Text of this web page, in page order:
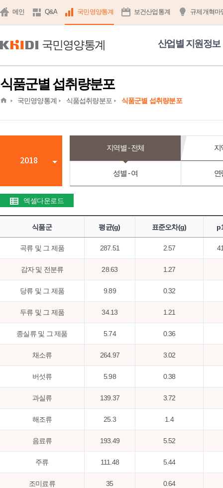
메인 Q&A 국민영양통계 보건산업통계 규제개혁마
국민영양통계 산업별 지원정보
식품군별 섭취량분포
home국민영양통계 식품섭취량분포 식품군별 섭취량분포
2018
지역별 - 전체 지
성별 - 여 연
엑셀다운로드
식품군 평균(g) 표준오차(g)
곡류 및 그 제품 287.51 2.57
감자 및 전분류 28.63 1.27
당류 및 그 제품 9.89 0.32
두류 및 그 제품 34.13 1.21
종실류 및 그 제품 5.74 0.36
채소류 264.97 3.02
버섯류 5.98 0.38
과실류 139.37 3.72
해조류 25.3 1.4
음료류 193.49 5.52
주류 111.48 5.44
조미료류 35 0.64